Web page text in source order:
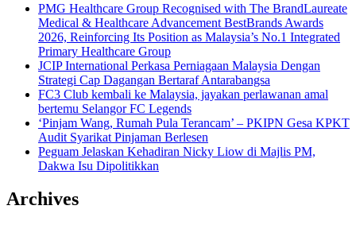
PMG Healthcare Group Recognised with The BrandLaureate
Medical & Healthcare Advancement BestBrands Awards
2026, Reinforcing Its Position as Malaysia’s No.1 Integrated
Primary Healthcare Group
JCIP International Perkasa Perniagaan Malaysia Dengan
Strategi Cap Dagangan Bertaraf Antarabangsa
FC3 Club kembali ke Malaysia, jayakan perlawanan amal
bertemu Selangor FC Legends
‘Pinjam Wang, Rumah Pula Terancam’ – PKIPN Gesa KPKT
Audit Syarikat Pinjaman Berlesen
Peguam Jelaskan Kehadiran Nicky Liow di Majlis PM,
Dakwa Isu Dipolitikkan
Archives